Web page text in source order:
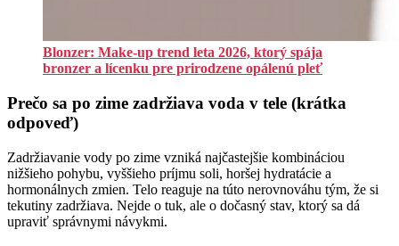
Blonzer: Make-up trend leta 2026, ktorý spája
bronzer a lícenku pre prirodzene opálenú pleť
Prečo sa po zime zadržiava voda v tele (krátka
odpoveď)
Zadržiavanie vody po zime vzniká najčastejšie kombináciou
nižšieho pohybu, vyššieho príjmu soli, horšej hydratácie a
hormonálnych zmien. Telo reaguje na túto nerovnováhu tým, že si
tekutiny zadržiava. Nejde o tuk, ale o dočasný stav, ktorý sa dá
upraviť správnymi návykmi.